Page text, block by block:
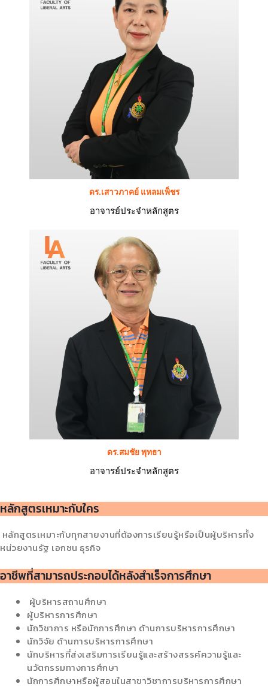
ดร.เสาวภาคย์ แหลมเพ็ชร
อาจารย์ประจำหลักสูตร
ดร.สมชัย พุทธา
อาจารย์ประจำหลักสูตร
หลักสูตรเหมาะกับใคร
หลักสูตรเหมาะกับทุกสายงานที่ต้องการเรียนรู้หรือเป็นผู้บริหารทั้ง
หน่วยงานรัฐ เอกชน ธุรกิจ
อาชีพที่สามารถประกอบได้หลังสำเร็จการศึกษา
ผู้บริหารสถานศึกษา
ผู้บริหารการศึกษา
นักวิชาการ หรือนักการศึกษา ด้านการบริหารการศึกษา
นักวิจัย ด้านการบริหารการศึกษา
นักบริหารที่ส่งเสริมการเรียนรู้และสร้างสรรค์ความรู้และ
นวัตกรรมทางการศึกษา
นักการศึกษาหรือผู้สอนในสาขาวิชาการบริหารการศึกษา